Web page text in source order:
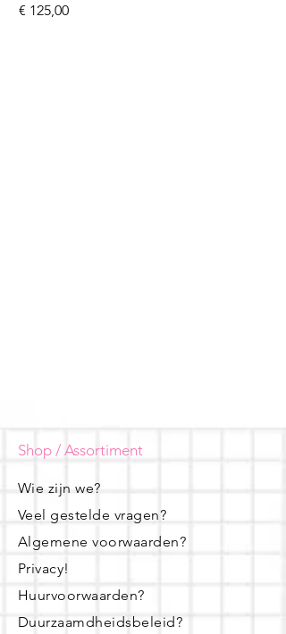
Prijs
€ 125,00
Shop / Assortiment
Wie zijn we?
Veel gestelde vragen?
Algemene voorwaarden?
Privacy!
Huurvoorwaarden?
Duurzaamdheidsbeleid?